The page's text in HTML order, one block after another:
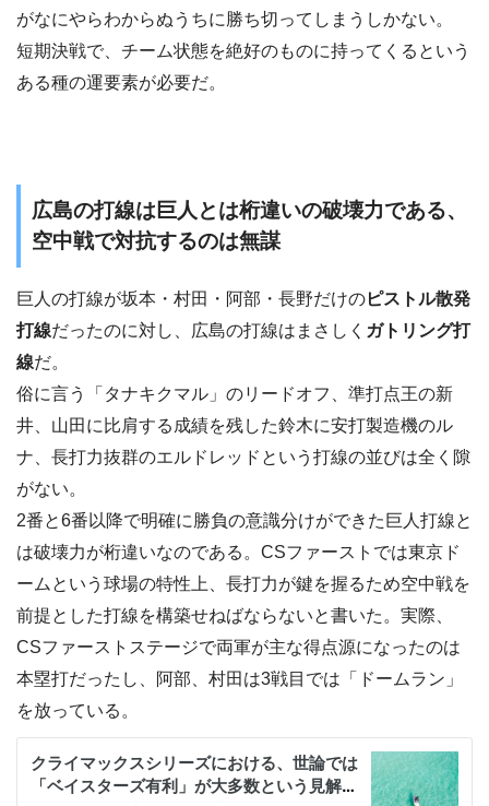
がなにやらわからぬうちに勝ち切ってしまうしかない。
短期決戦で、チーム状態を絶好のものに持ってくるという
ある種の運要素が必要だ。
広島の打線は巨人とは桁違いの破壊力である、
空中戦で対抗するのは無謀
巨人の打線が坂本・村田・阿部・長野だけのピストル散発
打線だったのに対し、広島の打線はまさしく ガトリング打
線だ。
俗に言う「タナキクマル」のリードオフ、準打点王の新
井、山田に比肩する成績を残した鈴木に安打製造機のル
ナ、長打力抜群のエルドレッドという打線の並びは全く隙
がない。
2番と6番以降で明確に勝負の意識分けができた巨人打線と
は破壊力が桁違いなのである。CSファーストでは東京ド
ームという球場の特性上、長打力が鍵を握るため空中戦を
前提とした打線を構築せねばならないと書いた。実際、
CSファーストステージで両軍が主な得点源になったのは
本塁打だったし、阿部、村田は3戦目では「ドームラン」
を放っている。